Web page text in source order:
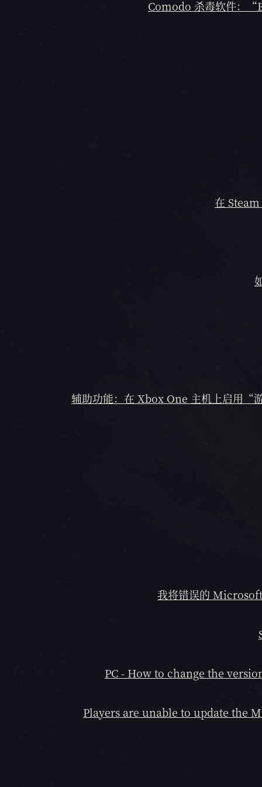
Comodo 杀毒软件：
在
辅助功能：在 Xbox One 主机上启用“
我将错误的
PC - How to change the
Players are unable to update the